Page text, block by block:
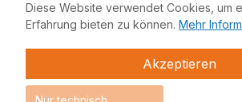
wird.
Vorteile:
Gartner Magic Quadrant Leader
Diese Website verwendet Cookies, um
Erfahrung bieten zu können. Mehr
Akzeptieren